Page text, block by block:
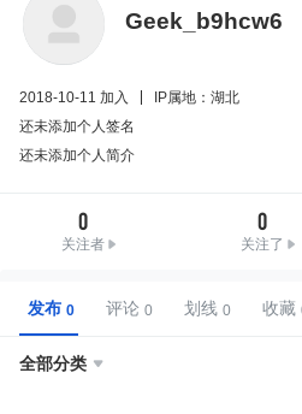
Geek_b9hcw6
2018-10-11 加入
IP属地：湖北
还未添加个人签名
还未添加个人简介
0
关注者
0
关注了
发布 评论 划线 收藏
全部分类 